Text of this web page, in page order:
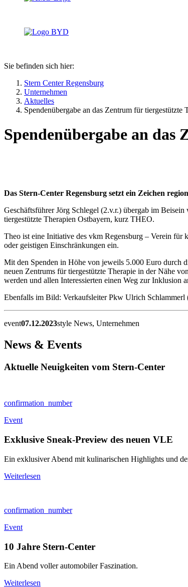
Sie befinden sich hier:
Stern Center Regensburg
Unternehmen
Aktuelles
Spendenübergabe an das Zentrum für tiergestützte
Spendenübergabe an
Das Stern-Center Regensburg setzt ein Zeichen
Geschäftsführer Jörg Schlegel (2.v.r.) übergab im
tiergestützte Therapien Ostbayern, kurz THEO.
Theo ist eine Initiative des vkm Regensburg – Verein für
oder geistigen Einschränkungen ein.
Mit den Spenden in Höhe von jeweils 5.000 Euro durch
neuen Zentrums für tiergestützte Therapie in der Nähe
werden und allen Interessierten einen Weg zur Inklusion
Ebenfalls im Bild: Verkaufsleiter Pkw Ulrich
event07.12.2023style News, Unternehmen
News & Events
Aktuelle Neuigkeiten vom Stern-Center
confirmation_number
Event
Exklusive Sneak-Preview des neuen VLE
Ein exklusiver Abend mit kulinarischen Highlights und
Weiterlesen
confirmation_number
Event
10 Jahre Stern-Center
Ein Abend voller automobiler Faszination.
Weiterlesen